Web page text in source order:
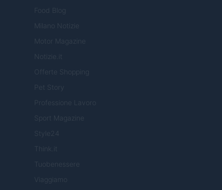
Food Blog
Milano Notizie
Motor Magazine
Notizie.it
Offerte Shopping
Pet Story
Professione Lavoro
Sport Magazine
Style24
Think.it
Tuobenessere
Viaggiamo